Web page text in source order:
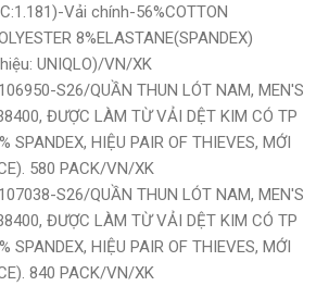
Vải chính-56%COTTON
8%ELASTANE(SPANDEX)
UNIQLO)/VN/XK
S26/QUẦN THUN LÓT NAM, MEN'S
ĐƯỢC LÀM TỪ VẢI DỆT KIM CÓ TP
SPANDEX, HIỆU PAIR OF THIEVES, MỚI
580 PACK/VN/XK
S26/QUẦN THUN LÓT NAM, MEN'S
ĐƯỢC LÀM TỪ VẢI DỆT KIM CÓ TP
SPANDEX, HIỆU PAIR OF THIEVES, MỚI
840 PACK/VN/XK